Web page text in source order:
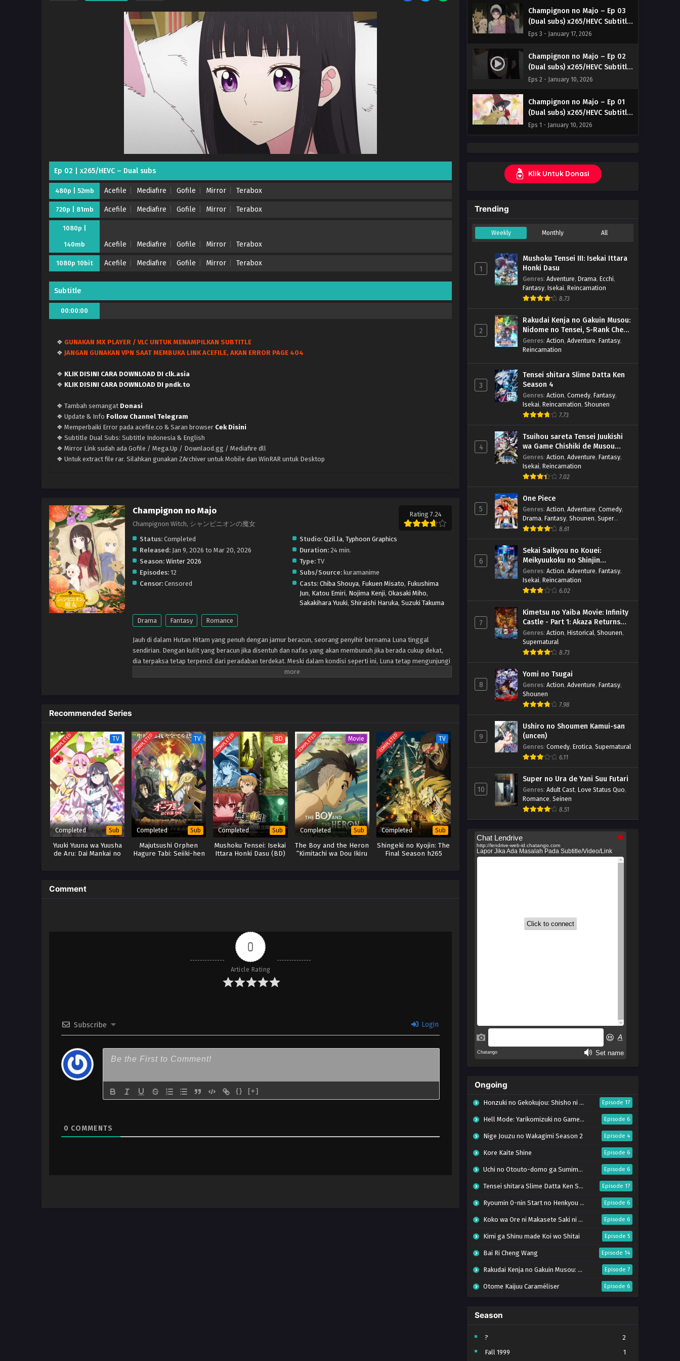
Ep 02 | x265/HEVC – Dual subs
480p | 52mb Acefile Mediafire Gofile Mirror Terabox
720p | 81mb Acefile Mediafire Gofile Mirror Terabox
1080p |
140mb Acefile Mediafire Gofile Mirror Terabox
1080p 10bit Acefile Mediafire Gofile Mirror Terabox
Subtitle
00:00:00
❖ GUNAKAN MX PLAYER / VLC UNTUK MENAMPILKAN SUBTITLE
❖ JANGAN GUNAKAN VPN SAAT MEMBUKA LINK ACEFILE, AKAN ERROR PAGE 404
❖ KLIK DISINI CARA DOWNLOAD DI clk.asia
❖ KLIK DISINI CARA DOWNLOAD DI pndk.to
❖ Tambah semangat Donasi
❖ Update & Info Follow Channel Telegram
❖ Memperbaiki Error pada acefile.co & Saran browser Cek Disini
❖ Subtitle Dual Subs: Subtitle Indonesia & English
❖ Mirror Link sudah ada Gofile / Mega.Up / Downlaod.gg / Mediafire dll
❖ Untuk extract file rar. Silahkan gunakan ZArchiver untuk Mobile dan WinRAR untuk Desktop
Champignon no Majo
Champignon Witch, シャンピニオンの魔女
Rating 7.24
Status: Completed Studio: Qzil.la, Typhoon Graphics
Released: Jan 9, 2026 to Mar 20, 2026 Duration:24 min.
Season: Winter 2026 Type:TV
Episodes: 12 Subs/Source:kuramanime
Censor: Censored Casts: Chiba Shouya, Fukuen Misato, Fukushima
Jun, Katou Emiri, Nojima Kenji, Okasaki Miho,
Sakakihara Yuuki, Shiraishi Haruka, Suzuki Takuma
Drama Fantasy Romance
Jauh di dalam Hutan Hitam yang penuh dengan jamur beracun, seorang penyihir bernama Luna tinggal
sendirian. Dengan kulit yang beracun jika disentuh dan nafas yang akan membunuh jika berada cukup dekat,
dia terpaksa tetap terpencil dari peradaban terdekat. Meski dalam kondisi seperti ini, Luna tetap mengunjungi
kota terdekat untuk mengantarkan obat dan membeli buku baru untuk dibaca. Meskipun Luna tidak pernah
Recommended Series
COMPLETED TV
Completed Sub
Yuuki Yuuna wa Yuusha
de Aru: Dai Mankai no
COMPLETED TV
Completed Sub
Majutsushi Orphen
Hagure Tabi: Seiiki-hen
COMPLETED BD
Completed Sub
Mushoku Tensei: Isekai
Ittara Honki Dasu (BD)
COMPLETED Movie
Completed Sub
The Boy and the Heron
“Kimitachi wa Dou Ikiru
COMPLETED TV
Completed Sub
Shingeki no Kyojin: The
Final Season h265
Comment
0
Article Rating
Subscribe Login
{} [+]
0 COMMENTS
Champignon no Majo – Ep 03
(Dual subs) x265/HEVC Subtitle
Indonesia & English
Eps 3 - January 17, 2026
Champignon no Majo – Ep 02
(Dual subs) x265/HEVC Subtitle
Indonesia & English
Eps 2 - January 10, 2026
Champignon no Majo – Ep 01
(Dual subs) x265/HEVC Subtitle
Indonesia & English
Eps 1 - January 10, 2026
Klik Untuk Donasi
Trending
Weekly Monthly All
1
Mushoku Tensei III: Isekai Ittara
Honki Dasu
Genres: Adventure, Drama, Ecchi,
Fantasy, Isekai, Reincarnation
8.73
2
Rakudai Kenja no Gakuin Musou:
Nidome no Tensei, S-Rank Cheat
Majutsushi Boukenroku
Genres: Action, Adventure, Fantasy,
Reincarnation
3
Tensei shitara Slime Datta Ken
Season 4
Genres: Action, Comedy, Fantasy,
Isekai, Reincarnation, Shounen
7.73
4
Tsuihou sareta Tensei Juukishi
wa Game Chishiki de Musou
suru
Genres: Action, Adventure, Fantasy,
Isekai, Reincarnation
7.02
5
One Piece
Genres: Action, Adventure, Comedy,
Drama, Fantasy, Shounen, Super
Power
8.61
6
Sekai Saikyou no Kouei:
Meikyuukoku no Shinjin
Tansakusha
Genres: Action, Adventure, Fantasy,
Isekai, Reincarnation
6.02
7
Kimetsu no Yaiba Movie: Infinity
Castle - Part 1: Akaza Returns
(BD)
Genres: Action, Historical, Shounen,
Supernatural
8.73
8
Yomi no Tsugai
Genres: Action, Adventure, Fantasy,
Shounen
7.98
9
Ushiro no Shoumen Kamui-san
(uncen)
Genres: Comedy, Erotica, Supernatural
6.11
10
Super no Ura de Yani Suu Futari
Genres: Adult Cast, Love Status Quo,
Romance, Seinen
8.51
Ongoing
Honzuki no Gekokujou: Shisho ni Naru Tame ni wa Shudan wo Erandeiraremasen – Ryoushu no Youjo (Season 4) Episode 17
Hell Mode: Yarikomizuki no Gamer wa Hai Settei no Isekai de Musou suru Season 2 Episode 6
Nige Jouzu no Wakagimi Season 2 Episode 4
Kore Kaite Shine Episode 6
Uchi no Otouto-domo ga Sumimasen Episode 6
Tensei shitara Slime Datta Ken Season 4 Episode 17
Ryoumin 0-nin Start no Henkyou Ryoushu-sama Episode 6
Koko wa Ore ni Makasete Saki ni Ike to Itte kara 10-nen ga Tattara Densetsu ni Natteita. Episode 6
Kimi ga Shinu made Koi wo Shitai Episode 5
Bai Ri Cheng Wang Episode 14
Rakudai Kenja no Gakuin Musou: Nidome no Tensei, S-Rank Cheat Majutsushi Boukenroku Episode 7
Otome Kaijuu Caraméliser Episode 6
Bungou Stray Dogs Wan! S2
BanG Dream! Yume∞Mita Episode 8
Super no Ura de Yani Suu Futari Episode 5
Season
?
2
Fall 1999
1